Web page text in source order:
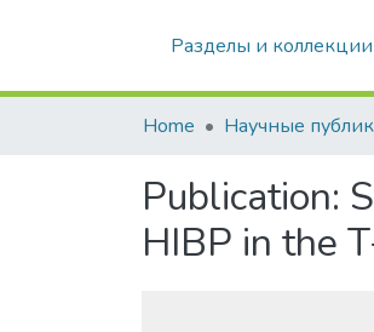
Разделы и коллекции
Home
Publication:
HIBP in the